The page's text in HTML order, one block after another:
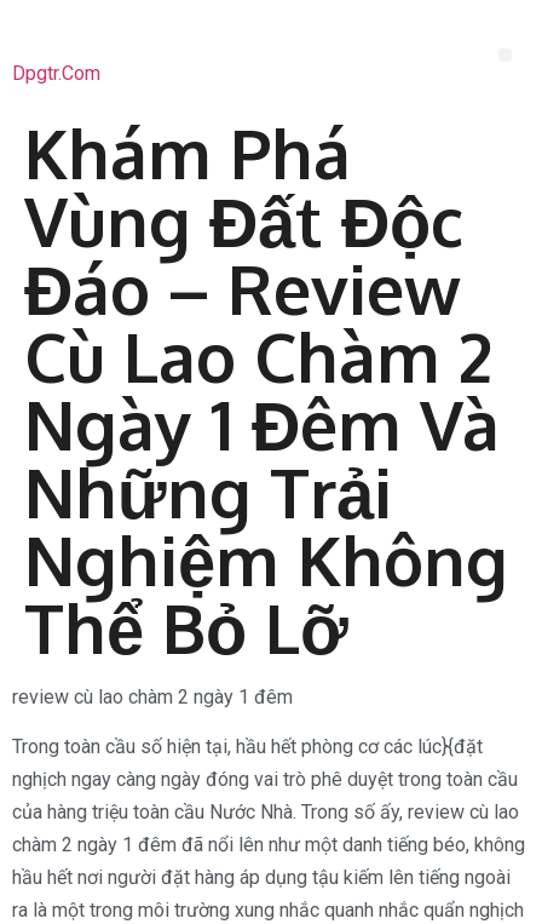
Dpgtr.com
Khám Phá
Vùng Đất Độc
Đáo – Review
Cù Lao Chàm 2
Ngày 1 Đêm Và
Những Trải
Nghiệm Không
Thể Bỏ Lỡ
review cù lao chàm 2 ngày 1 đêm
Trong toàn cầu số hiện tại, hầu hết phòng cơ các lúc}{đặt
nghịch ngay càng ngày đóng vai trò phê duyệt trong toàn cầu
của hàng triệu toàn cầu Nước Nhà. Trong số ấy, review cù lao
chàm 2 ngày 1 đêm đã nổi lên như một danh tiếng béo, không
hầu hết nơi người đặt hàng áp dụng tậu kiếm lên tiếng ngoài
ra là một trong môi trường xung nhắc quanh nhắc quẩn nghịch